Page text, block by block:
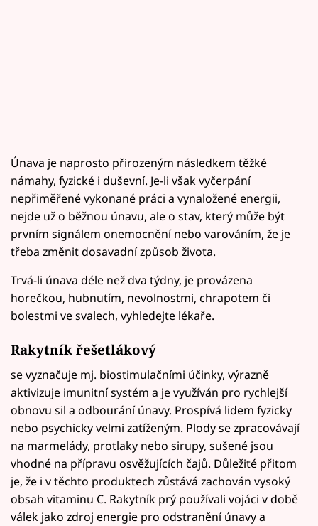
Únava je naprosto přirozeným následkem těžké
námahy, fyzické i duševní. Je-li však vyčerpání
nepřiměřené vykonané práci a vynaložené energii,
nejde už o běžnou únavu, ale o stav, který může být
prvním signálem onemocnění nebo varováním, že je
třeba změnit dosavadní způsob života.
Trvá-li únava déle než dva týdny, je provázena
horečkou, hubnutím, nevolnostmi, chrapotem či
bolestmi ve svalech, vyhledejte lékaře.
Rakytník řešetlákový
se vyznačuje mj. biostimulačními účinky, výrazně
aktivizuje imunitní systém a je využíván pro rychlejší
obnovu sil a odbourání únavy. Prospívá lidem fyzicky
nebo psychicky velmi zatíženým. Plody se zpracovávají
na marmelády, protlaky nebo sirupy, sušené jsou
vhodné na přípravu osvěžujících čajů. Důležité přitom
je, že i v těchto produktech zůstává zachován vysoký
obsah vitaminu C. Rakytník prý používali vojáci v době
válek jako zdroj energie pro odstranění únavy a